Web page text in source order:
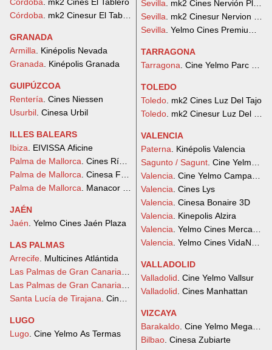
Córdoba . mk2 Cinesur El Tablero
GRANADA
Armilla . Kinépolis Nevada
Granada . Kinépolis Granada
GUIPÚZCOA
Rentería . Cines Niessen
Usurbil . Cinesa Urbil
ILLES BALEARS
Ibiza . EIVISSA Aficine
Palma de Mallorca . Cines Rívoli
Palma de Mallorca . Cinesa Festival Park 3D
Palma de Mallorca . Manacor Aficine
JAÉN
Jaén . Yelmo Cines Jaén Plaza
LAS PALMAS
Arrecife . Multicines Atlántida
Las Palmas de Gran Canaria
Las Palmas de Gran Canaria
Santa Lucía de Tirajana . Cine Yelmo Vecindario
LUGO
Lugo . Cine Yelmo As Termas
Sevilla . mk2 Cines Nervión Plaza
Sevilla . mk2 Cinesur Nervion
Sevilla . Yelmo Cines Premium
TARRAGONA
Tarragona . Cine Yelmo Parc
TOLEDO
Toledo . mk2 Cines Luz Del Tajo
Toledo . mk2 Cinesur Luz Del Tajo
VALENCIA
Paterna . Kinépolis Valencia
Sagunto / Sagunt . Cine Yelmo
Valencia . Cine Yelmo Campanar
Valencia . Cines Lys
Valencia . Cinesa Bonaire 3D
Valencia . Kinepolis Alzira
Valencia . Yelmo Cines Mercado
Valencia . Yelmo Cines VidaNova
VALLADOLID
Valladolid . Cine Yelmo Vallsur
Valladolid . Cines Manhattan
VIZCAYA
Barakaldo . Cine Yelmo Megapark
Bilbao . Cinesa Zubiarte